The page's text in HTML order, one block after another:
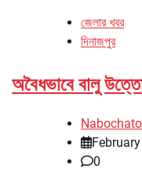
জেলার খবর
দিনাজপুর
অবৈধভাবে বালু
0